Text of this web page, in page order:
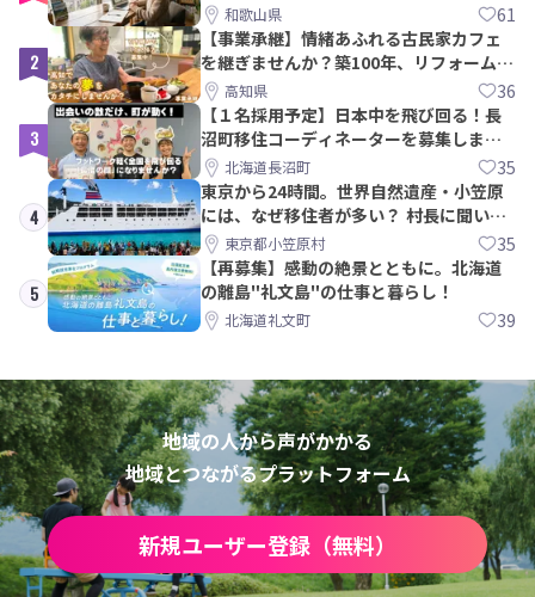
和歌山県 61
2
【事業承継】情緒あふれる古民家カフェ
を継ぎませんか？築100年、リフォームか
ら約10年！
高知県 36
3
【１名採用予定】日本中を飛び回る！長
沼町移住コーディネーターを募集しま
す！北海道長沼町 35
4
東京から24時間。世界自然遺産・小笠原
には、なぜ移住者が多い？ 村長に聞いて
みた東京都小笠原村 35
5
【再募集】感動の絶景とともに。北海道
の離島"礼文島"の仕事と暮らし！
北海道礼文町 39
地域の人から声がかかる
地域とつながるプラットフォーム
新規ユーザー登録（無料）